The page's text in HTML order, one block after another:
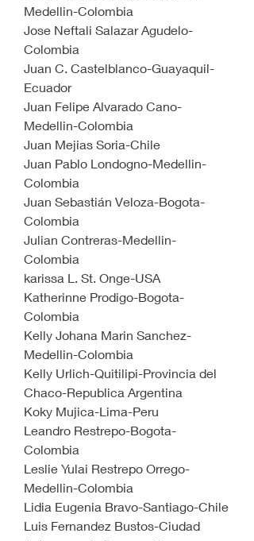
Medellin-Colombia
Jose Neftali Salazar Agudelo-
Colombia
Juan C. Castelblanco-Guayaquil-
Ecuador
Juan Felipe Alvarado Cano-
Medellin-Colombia
Juan Mejias Soria-Chile
Juan Pablo Londogno-Medellin-
Colombia
Juan Sebastián Veloza-Bogota-
Colombia
Julian Contreras-Medellin-
Colombia
karissa L. St. Onge-USA
Katherinne Prodigo-Bogota-
Colombia
Kelly Johana Marin Sanchez-
Medellin-Colombia
Kelly Urlich-Quitilipi-Provincia del
Chaco-Republica Argentina
Koky Mujica-Lima-Peru
Leandro Restrepo-Bogota-
Colombia
Leslie Yulai Restrepo Orrego-
Medellin-Colombia
Lidia Eugenia Bravo-Santiago-Chile
Luis Fernandez Bustos-Ciudad